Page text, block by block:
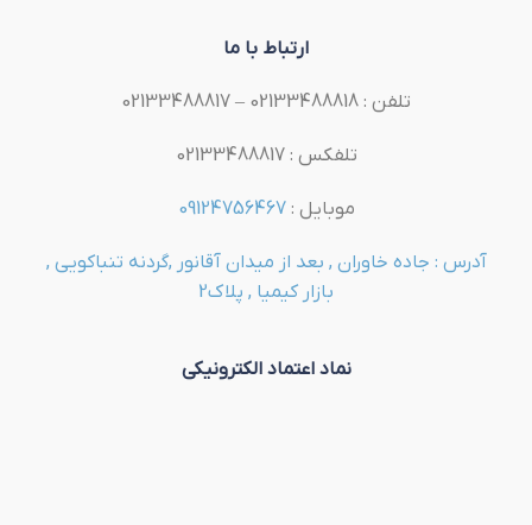
ارتباط با ما
تلفن : 02133488818 – 02133488817
تلفکس : 02133488817
موبایل :09124756467
آدرس : جاده خاوران , بعد از میدان آقانور ,گردنه تنباکویی ,
بازار کیمیا , پلاک2
نماد اعتماد الکترونیکی